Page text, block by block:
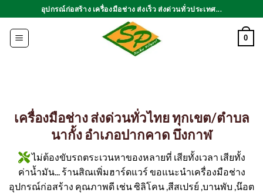
ไป
เนื้อหา
อุปกรณ์ก่อสร้าง เครื่องมือช่าง ส่งเร็ว ส่งด่วนทั่วประเทศ...
0
เครื่องมือช่าง ส่งด่วนทั่วไทย ทุกเขต/ตำบล
นากั้ง อำเภอปากคาด บึงกาฬ
ไม่ต้องขับรถตระเวนหาของหลายที่ เสียทั้งเวลา เสียทั้ง
ค่าน้ำมัน... ร้านสิณเพิ่มฮาร์ดแวร์ ขอแนะนำเครื่องมือช่าง
อุปกรณ์ก่อสร้าง คุณภาพดี เช่น ซิลิโคน ,สีสเปรย์ ,บานพับ ,น๊อต